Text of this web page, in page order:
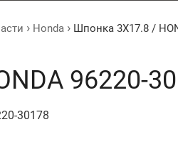
Honda Шпонка 3X17.8 /
96220-
30178